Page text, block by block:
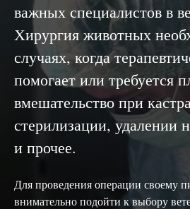
важных специалистов в
Хирургия животных
случаях, когда
помогает или требуется
вмешательство при
стерилизации, удалении
и прочее.
Для проведения операции своему
внимательно подойти к выбору